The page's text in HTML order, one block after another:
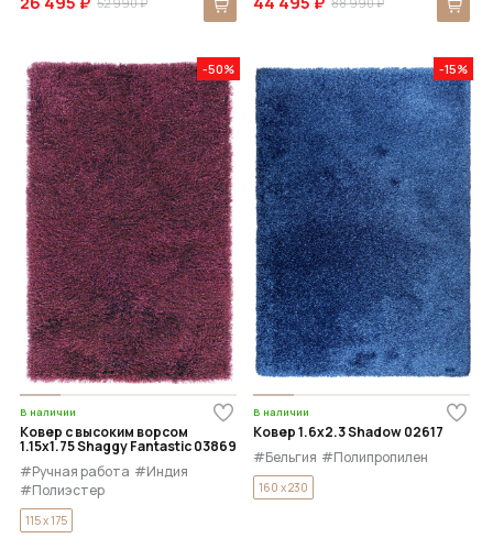
-50%
В наличии
Ковер с высоким ворсом
1.15x1.75 Shaggy Fantastic 03869
#Ручная работа #Индия
#Полиэстер
115 x 175
-15%
В наличии
Ковер 1.6x2.3 Shadow 02617
#Бельгия #Полипропилен
160 x 230